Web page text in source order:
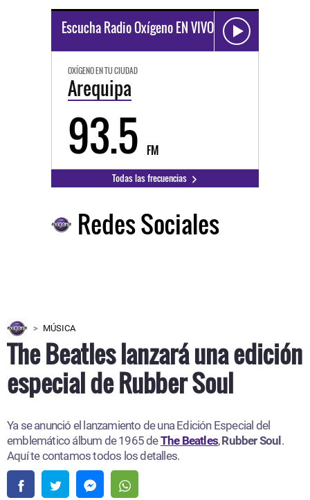
Escucha Radio Oxígeno EN VIVO
OXÍGENO EN TU CIUDAD
Arequipa
93.5 FM
Todas las frecuencias
Redes Sociales
MÚSICA
The Beatles lanzará una edición
especial de Rubber Soul
Ya se anunció el lanzamiento de una Edición Especial del
emblemático álbum de 1965 deThe Beatles,Rubber Soul .
Aquí te contamos todos los detalles.